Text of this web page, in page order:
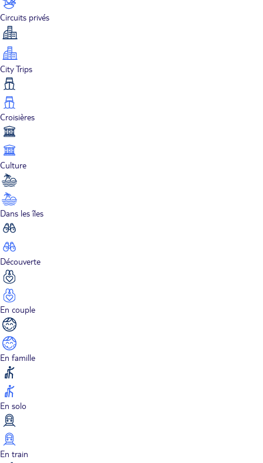
Circuits privés
City Trips
Croisières
Culture
Dans les îles
Découverte
En couple
En famille
En solo
En train